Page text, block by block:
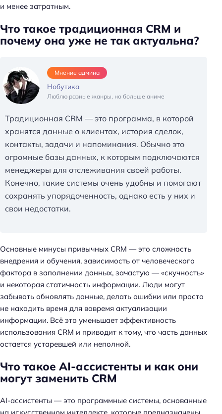
и менее затратным.
Что такое традиционная CRM и
почему она уже не так актуальна?
Мнение админа
Нобутика
Люблю разные жанры, но больше аниме
Традиционная CRM — это программа, в которой
хранятся данные о клиентах, история сделок,
контакты, задачи и напоминания. Обычно это
огромные базы данных, к которым подключаются
менеджеры для отслеживания своей работы.
Конечно, такие системы очень удобны и помогают
сохранять упорядоченность, однако есть у них и
свои недостатки.
Основные минусы привычных CRM — это сложность
внедрения и обучения, зависимость от человеческого
фактора в заполнении данных, зачастую — «скучность»
и некоторая статичность информации. Люди могут
забывать обновлять данные, делать ошибки или просто
не находить время для вовремя актуализации
информации. Всё это уменьшает эффективность
использования CRM и приводит к тому, что часть данных
остается устаревшей или неполной.
Что такое AI-ассистенты и как они
могут заменить CRM
AI-ассистенты — это программные системы, основанные